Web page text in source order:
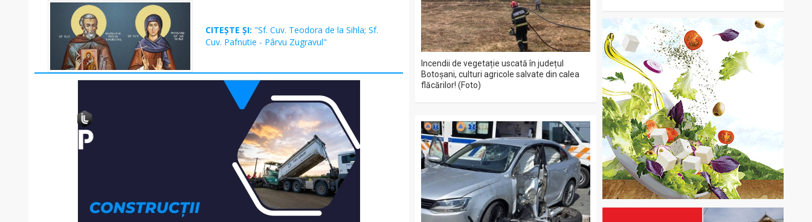
CITEȘTE ȘI: "Sf. Cuv. Teodora de la Sihla; Sf.
Cuv. Pafnutie - Pârvu Zugravul"
Incendii de vegetație uscată în județul
Botoșani, culturi agricole salvate din calea
flăcărilor! (Foto)